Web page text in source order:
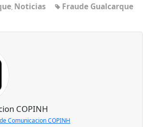
, Noticias Fraude Gualcarque
COPINH
Comunicacion COPINH